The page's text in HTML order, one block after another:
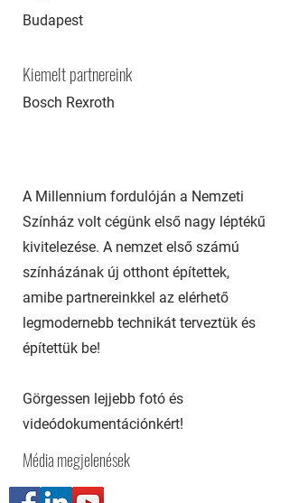
Budapest
Kiemelt partnereink
Bosch Rexroth
A Millennium fordulóján a Nemzeti
Színház volt cégünk első nagy léptékű
kivitelezése. A nemzet első számú
színházának új otthont építettek,
amibe partnereinkkel az elérhető
legmodernebb technikát terveztük és
építettük be!
Görgessen lejjebb fotó és
videódokumentációnkért!
Média megjelenések